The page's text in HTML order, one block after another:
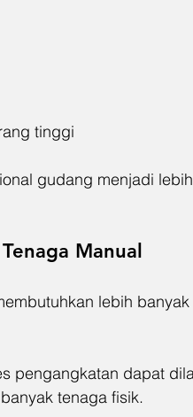
tinggi
gudang menjadi
Manual
lebih
pengangkatan dapat
tenaga fisik.